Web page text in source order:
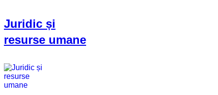
Juridic și
resurse umane